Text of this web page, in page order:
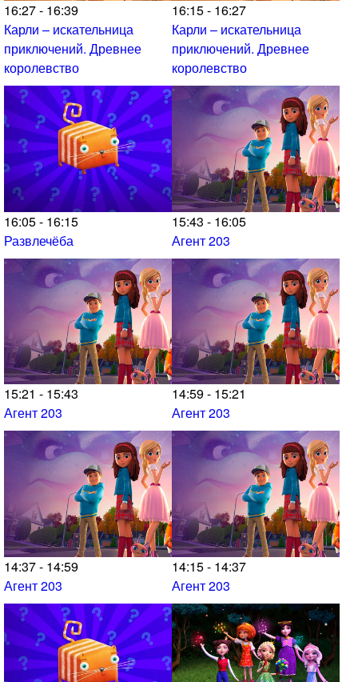
16:27 - 16:39
Карли – искательница
приключений. Древнее
королевство
16:15 - 16:27
Карли – искательница
приключений. Древнее
королевство
16:05 - 16:15
Развлечёба
15:43 - 16:05
Агент 203
15:21 - 15:43
Агент 203
14:59 - 15:21
Агент 203
14:37 - 14:59
Агент 203
14:15 - 14:37
Агент 203